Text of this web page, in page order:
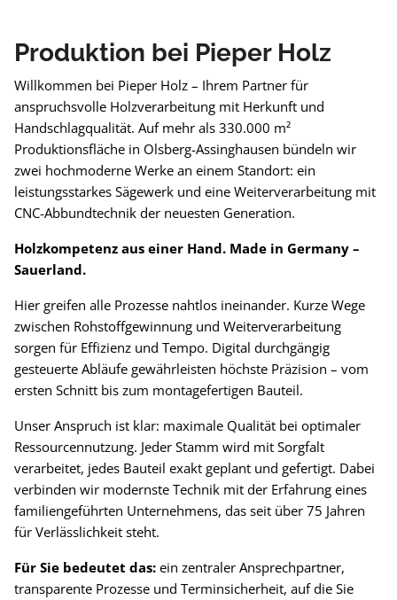
Produktion bei Pieper Holz
Willkommen bei Pieper Holz – Ihrem Partner für
anspruchsvolle Holzverarbeitung mit Herkunft und
Handschlagqualität. Auf mehr als 330.000 m²
Produktionsfläche in Olsberg-Assinghausen bündeln wir
zwei hochmoderne Werke an einem Standort: ein
leistungsstarkes Sägewerk und eine Weiterverarbeitung mit
CNC-Abbundtechnik der neuesten Generation.
Holzkompetenz aus einer Hand. Made in Germany –
Sauerland.
Hier greifen alle Prozesse nahtlos ineinander. Kurze Wege
zwischen Rohstoffgewinnung und Weiterverarbeitung
sorgen für Effizienz und Tempo. Digital durchgängig
gesteuerte Abläufe gewährleisten höchste Präzision – vom
ersten Schnitt bis zum montagefertigen Bauteil.
Unser Anspruch ist klar: maximale Qualität bei optimaler
Ressourcennutzung. Jeder Stamm wird mit Sorgfalt
verarbeitet, jedes Bauteil exakt geplant und gefertigt. Dabei
verbinden wir modernste Technik mit der Erfahrung eines
familiengeführten Unternehmens, das seit über 75 Jahren
für Verlässlichkeit steht.
Für Sie bedeutet das: ein zentraler Ansprechpartner,
transparente Prozesse und Terminsicherheit, auf die Sie